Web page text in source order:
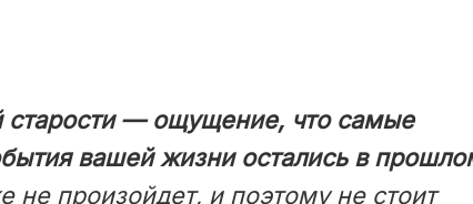
старости — ощущение, что самые
вашей жизни остались в
не произойдет, и поэтому не стоит